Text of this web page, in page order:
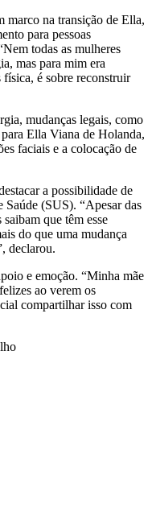
marco na transição de Ella,
para pessoas
todas as mulheres
mas para mim era
é sobre reconstruir
mudanças legais, como
Ella Viana de Holanda,
faciais e a colocação de
a possibilidade de
(SUS). “Apesar das
que têm esse
do que uma mudança
declarou.
e emoção. “Minha mãe
ao verem os
compartilhar isso com